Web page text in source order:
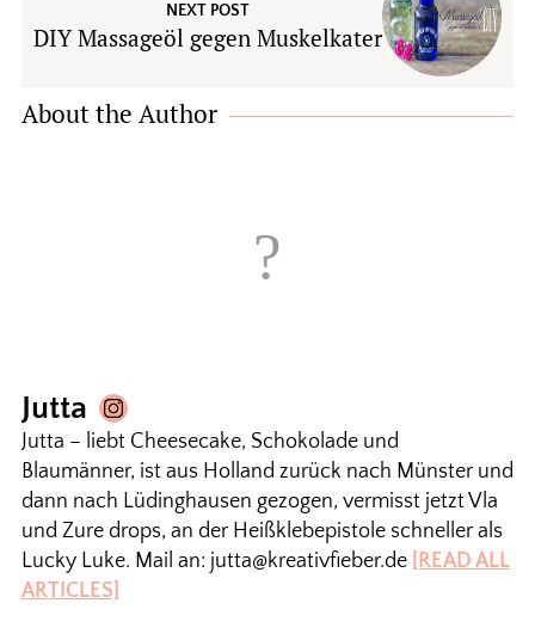
NEXT POST
DIY Massageöl gegen Muskelkater
About the Author
Jutta
Jutta – liebt Cheesecake, Schokolade und
Blaumänner, ist aus Holland zurück nach Münster und
dann nach Lüdinghausen gezogen, vermisst jetzt Vla
und Zure drops, an der Heißklebepistole schneller als
Lucky Luke. Mail an: jutta@kreativfieber.de [READ ALL
ARTICLES]